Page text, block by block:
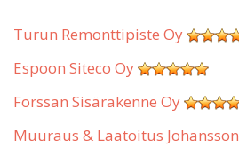
Turun Remonttipiste Oy
Espoon Siteco Oy
Forssan Sisärakenne Oy
Muuraus & Laatoitus Johansson